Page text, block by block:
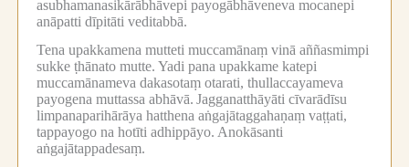
asubhamanasikārābhāvepi payogābhāveneva mocanepi
anāpatti dīpitāti veditabbā.
Tena upakkamena mutteti muccamānaṃ vinā aññasmimpi
sukke ṭhānato mutte. Yadi pana upakkame katepi
muccamānameva dakasotaṃ otarati, thullaccayameva
payogena muttassa abhāvā. Jagganatthāyāti cīvarādīsu
limpanaparihārāya hatthena aṅgajātaggahaṇaṃ vaṭṭati,
tappayogo na hotīti adhippāyo. Anokāsanti
aṅgajātappadesaṃ.